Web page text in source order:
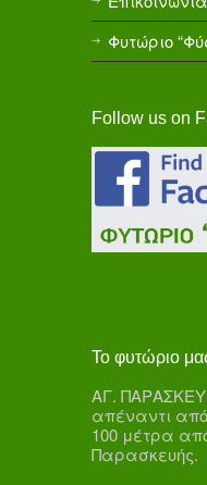
Φυτώριο
Follow us on
Το φυτώριο
ΑΓ.
απέναντι
100 μέτρα
Παρασκευής.